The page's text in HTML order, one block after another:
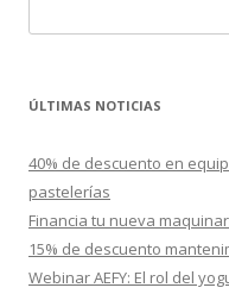
u
c
r
ÚLTIMAS NOTICIAS
40% de descuento en
pastelerías
Financia tu nueva
15% de descuento
Webinar AEFY: El rol del